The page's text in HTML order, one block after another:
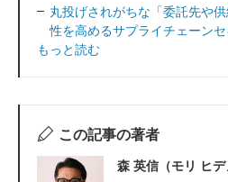
丸投げされがちな「委託先や
性を高めるサプライチェーン
もっと読む
この記事の著者
森 英信（モリ ヒデ